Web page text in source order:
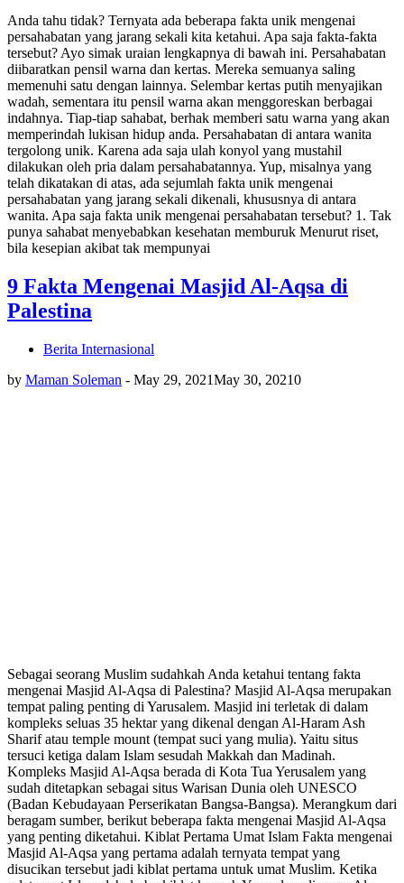
Anda tahu tidak? Ternyata ada beberapa fakta unik mengenai
persahabatan yang jarang sekali kita ketahui. Apa saja fakta-fakta
tersebut? Ayo simak uraian lengkapnya di bawah ini. Persahabatan
diibaratkan pensil warna dan kertas. Mereka semuanya saling
memenuhi satu dengan lainnya. Selembar kertas putih menyajikan
wadah, sementara itu pensil warna akan menggoreskan berbagai
indahnya. Tiap-tiap sahabat, berhak memberi satu warna yang akan
memperindah lukisan hidup anda. Persahabatan di antara wanita
tergolong unik. Karena ada saja ulah konyol yang mustahil
dilakukan oleh pria dalam persahabatannya. Yup, misalnya yang
telah dikatakan di atas, ada sejumlah fakta unik mengenai
persahabatan yang jarang sekali dikenali, khususnya di antara
wanita. Apa saja fakta unik mengenai persahabatan tersebut? 1. Tak
punya sahabat menyebabkan kesehatan memburuk Menurut riset,
bila kesepian akibat tak mempunyai
9 Fakta Mengenai Masjid Al-Aqsa di
Palestina
Berita Internasional
by Maman Soleman - May 29, 2021May 30, 20210
Sebagai seorang Muslim sudahkah Anda ketahui tentang fakta
mengenai Masjid Al-Aqsa di Palestina? Masjid Al-Aqsa merupakan
tempat paling penting di Yarusalem. Masjid ini terletak di dalam
kompleks seluas 35 hektar yang dikenal dengan Al-Haram Ash
Sharif atau temple mount (tempat suci yang mulia). Yaitu situs
tersuci ketiga dalam Islam sesudah Makkah dan Madinah.
Kompleks Masjid Al-Aqsa berada di Kota Tua Yerusalem yang
sudah ditetapkan sebagai situs Warisan Dunia oleh UNESCO
(Badan Kebudayaan Perserikatan Bangsa-Bangsa). Merangkum dari
beragam sumber, berikut beberapa fakta mengenai Masjid Al-Aqsa
yang penting diketahui. Kiblat Pertama Umat Islam Fakta mengenai
Masjid Al-Aqsa yang pertama adalah ternyata tempat yang
disucikan tersebut jadi kiblat pertama untuk umat Muslim. Ketika